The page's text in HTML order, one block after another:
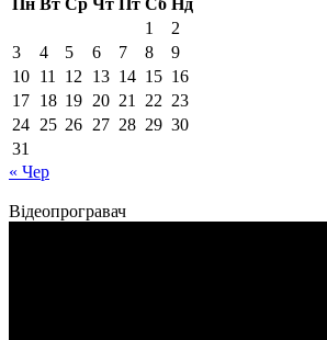
Пн Вт Ср Чт Пт Сб Нд
1
2
3
4 5 6 7 8
9
10 11 12 13 14 15 16
17 18 19 20 21 22 23
24 25 26 27 28 29 30
31
« Чер
Відеопрогравач